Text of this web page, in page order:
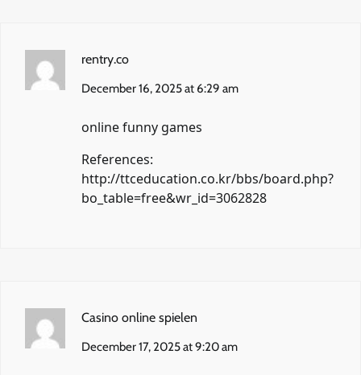
rentry.co
December 16, 2025 at 6:29 am
online funny games
References:
http://ttceducation.co.kr/bbs/board.php?
bo_table=free&wr_id=3062828
Casino online spielen
December 17, 2025 at 9:20 am